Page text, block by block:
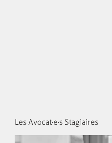
Les Avocat·e·s Stagiaires